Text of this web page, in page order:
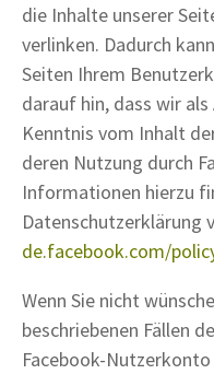
die Inhalte unserer
verlinken. Dadurch
Seiten Ihrem
darauf hin, dass wir
Kenntnis vom Inhalt
deren Nutzung durch
Informationen hierzu
Datenschutzerklärung
de.facebook.com/
Wenn Sie nicht
beschriebenen Fällen
Facebook-